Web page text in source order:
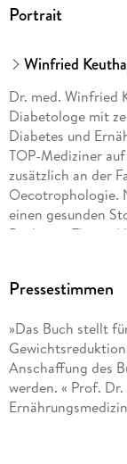
Portrait
Winfried
Dr. med. Winfried
Diabetologe mit
Diabetes und
TOP-Mediziner
zusätzlich an der
Oecotrophologie.
einen gesunden
Buch zum Thema
Pressestimmen
»Das Buch stellt
Anschaffung des
werden. « Prof.